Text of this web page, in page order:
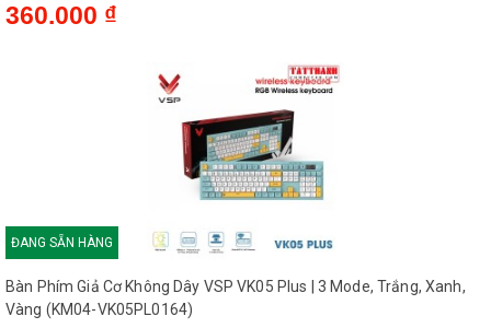
360.000 ₫
ĐANG SẴN HÀNG
Bàn Phím Giả Cơ Không Dây VSP VK05 Plus | 3 Mode, Trắng, Xanh,
Vàng (KM04-VK05PL0164)